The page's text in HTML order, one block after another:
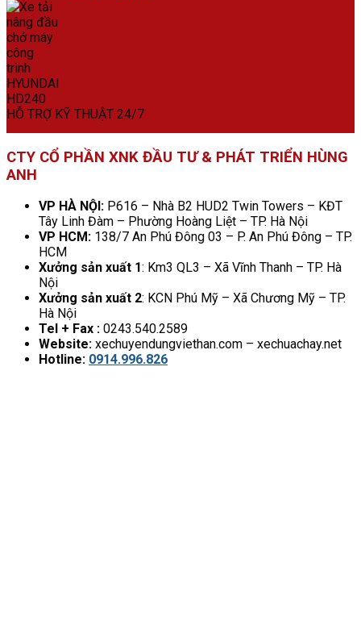
HỖ TRỢ KỸ THUẬT 24/7
CTY CỔ PHẦN XNK ĐẦU TƯ & PHÁT TRIỂN HÙNG
ANH
VP HÀ NỘI: P616 – Nhà B2 HUD2 Twin Towers – KĐT
Tây Linh Đàm – Phường Hoàng Liệt – TP. Hà Nội
VP HCM: 138/7 An Phú Đông 03 – P. An Phú Đông – TP.
HCM
Xưởng sản xuất 1: Km3 QL3 – Xã Vĩnh Thanh – TP. Hà
Nội
Xưởng sản xuất 2: KCN Phú Mỹ – Xã Chương Mỹ – TP.
Hà Nội
Tel + Fax : 0243.540.2589
Website: xechuyendungviethan.com – xechuachay.net
Hotline: 0914.996.826